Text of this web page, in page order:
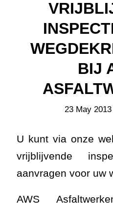
BIJ
23 May 2013
U kunt via onze
vrijblijvende
aanvragen voor uw
AWS